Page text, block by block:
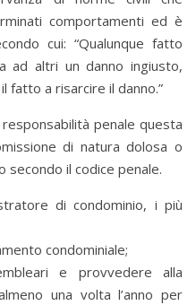
comportamenti ed è
cui: “Qualunque fatto
ad altri un danno ingiusto,
fatto a risarcire il danno.”
penale questa
di natura dolosa o
secondo il codice penale.
di condominio, i più
condominiale;
e provvedere alla
una volta l’anno per